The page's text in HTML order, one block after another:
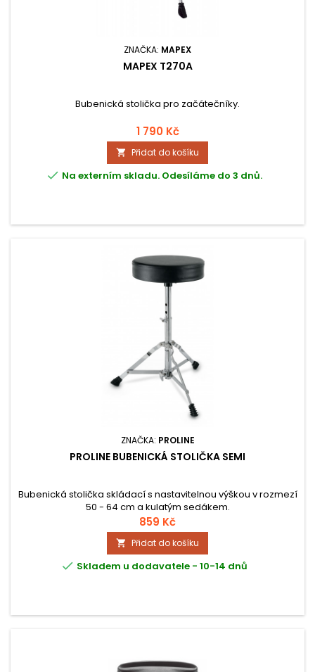
ZNAČKA: MAPEX
MAPEX T270A
Bubenická stolička pro začátečníky.
1 790 Kč
 Přidat do košíku
 Na externím skladu. Odesíláme do 3 dnů.
ZNAČKA: PROLINE
PROLINE BUBENICKÁ STOLIČKA SEMI
Bubenická stolička skládací s nastavitelnou výškou v rozmezí
50 - 64 cm a kulatým sedákem.
859 Kč
 Přidat do košíku
 Skladem u dodavatele - 10-14 dnů